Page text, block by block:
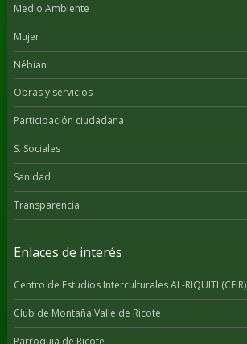
Medio Ambiente
Mujer
Nébian
Obras y servicios
Participación ciudadana
S. Sociales
Sanidad
Transparencia
Enlaces de interés
Centro de Estudios Interculturales AL-RIQUITI (CEIR)
Club de Montaña Valle de Ricote